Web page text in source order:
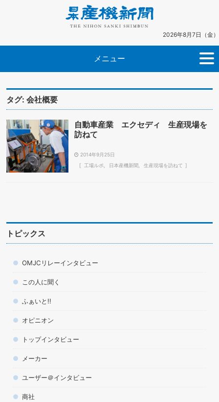
2026年8月7日（金）
メニュー
タグ:会社概要
自動車産業 エクセディ 生産現場を
訪ねて
2014年9月25日
工場ルポ
日本産機新聞 生産現場を訪ねて
トピックス
OMJCリレーインタビュー
この人に聞く
ふぁいと!!
オピニオン
トップインタビュー
メーカー
ユーザー＠インタビュー
商社